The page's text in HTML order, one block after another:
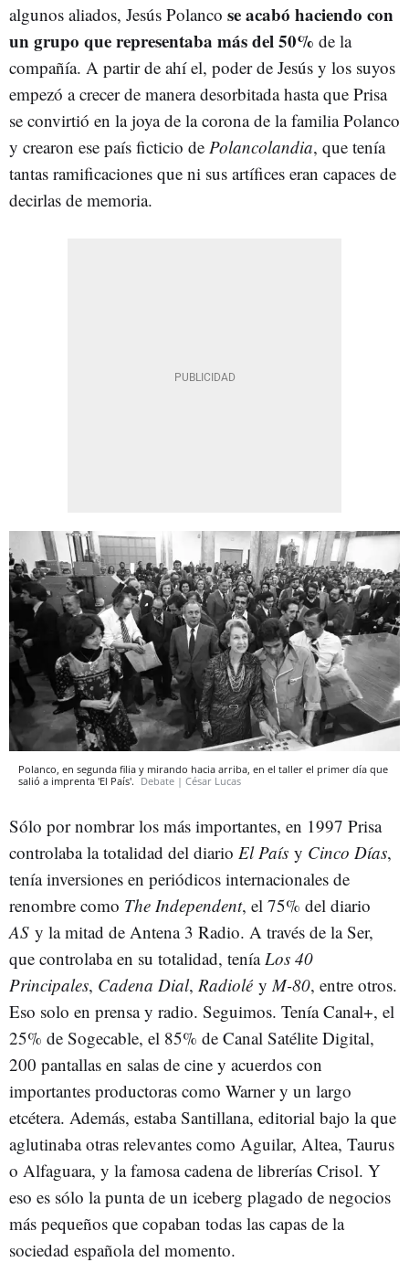
algunos aliados, Jesús Polanco se acabó haciendo con
un grupo que representaba más del 50% de la
compañía. A partir de ahí el, poder de Jesús y los suyos
empezó a crecer de manera desorbitada hasta que Prisa
se convirtió en la joya de la corona de la familia Polanco
y crearon ese país ficticio de Polancolandia, que tenía
tantas ramificaciones que ni sus artífices eran capaces de
decirlas de memoria.
Polanco, en segunda filia y mirando hacia arriba, en el taller el primer día que
salió a imprenta 'El País'. Debate | César Lucas
Sólo por nombrar los más importantes, en 1997 Prisa
controlaba la totalidad del diario El País y Cinco Días,
tenía inversiones en periódicos internacionales de
renombre como The Independent, el 75% del diario
AS y la mitad de Antena 3 Radio. A través de la Ser,
que controlaba en su totalidad, tenía Los 40
Principales, Cadena Dial, Radioléy M-80, entre otros.
Eso solo en prensa y radio. Seguimos. Tenía Canal+, el
25% de Sogecable, el 85% de Canal Satélite Digital,
200 pantallas en salas de cine y acuerdos con
importantes productoras como Warner y un largo
etcétera. Además, estaba Santillana, editorial bajo la que
aglutinaba otras relevantes como Aguilar, Altea, Taurus
o Alfaguara, y la famosa cadena de librerías Crisol. Y
eso es sólo la punta de un iceberg plagado de negocios
más pequeños que copaban todas las capas de la
sociedad española del momento.